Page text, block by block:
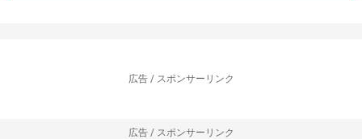
広告 / スポンサーリンク
広告 / スポンサーリンク